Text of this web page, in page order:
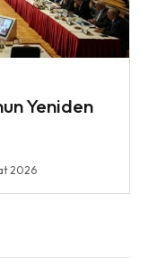
Yeniden
2026